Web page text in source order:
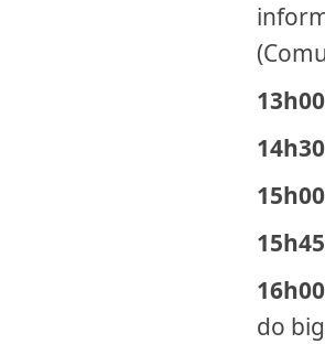
13h00
14h30
15h00
15h45
16h00
do